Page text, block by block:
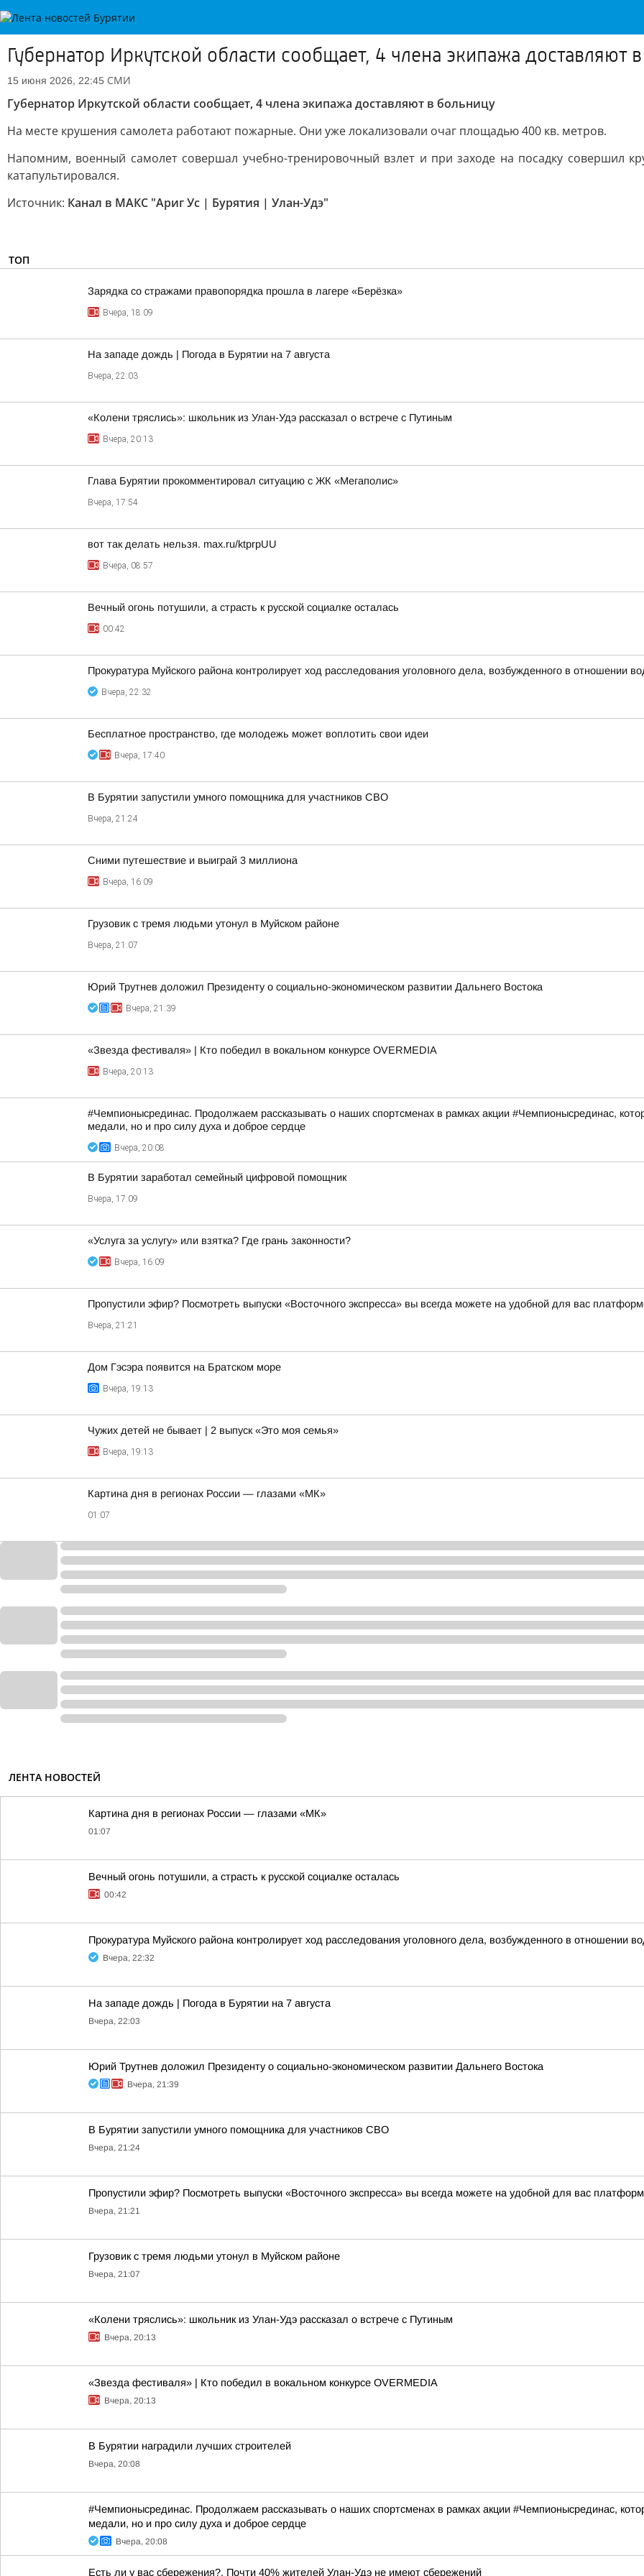
Губернатор Иркутской области сообщает, 4 члена экипажа доставляют
15 июня 2026, 22:45 СМИ
Губернатор Иркутской области сообщает, 4 члена экипажа доставляют в больницу
На месте крушения самолета работают пожарные. Они уже локализовали очаг площадью 400 кв. метров.
Напомним, военный самолет совершал учебно-тренировочный взлет и при заходе на посадку совершил
катапультировался.
Источник: Канал в МАКС "Ариг Ус | Бурятия | Улан-Удэ"
ТОП
Зарядка со стражами правопорядка прошла в лагере «Берёзка»
Вчера, 18:09
На западе дождь | Погода в Бурятии на 7 августа
Вчера, 22:03
«Колени тряслись»: школьник из Улан-Удэ рассказал о встрече с Путиным
Вчера, 20:13
Глава Бурятии прокомментировал ситуацию с ЖК «Мегаполис»
Вчера, 17:54
вот так делать нельзя. max.ru/ktprpUU
Вчера, 08:57
Вечный огонь потушили, а страсть к русской социалке осталась
00:42
Прокуратура Муйского района контролирует ход расследования уголовного дела, возбужденного в отношении
Вчера, 22:32
Бесплатное пространство, где молодежь может воплотить свои идеи
Вчера, 17:40
В Бурятии запустили умного помощника для участников СВО
Вчера, 21:24
Сними путешествие и выиграй 3 миллиона
Вчера, 16:09
Грузовик с тремя людьми утонул в Муйском районе
Вчера, 21:07
Юрий Трутнев доложил Президенту о социально-экономическом развитии Дальнего Востока
Вчера, 21:39
«Звезда фестиваля» | Кто победил в вокальном конкурсе OVERMEDIA
Вчера, 20:13
#Чемпионысрединас. Продолжаем рассказывать о наших спортсменах в рамках акции #Чемпионысрединас,
медали, но и про силу духа и доброе сердце
Вчера, 20:08
В Бурятии заработал семейный цифровой помощник
Вчера, 17:09
«Услуга за услугу» или взятка? Где грань законности?
Вчера, 16:09
Пропустили эфир? Посмотреть выпуски «Восточного экспресса» вы всегда можете на удобной для вас
Вчера, 21:21
Дом Гэсэра появится на Братском море
Вчера, 19:13
Чужих детей не бывает | 2 выпуск «Это моя семья»
Вчера, 19:13
Картина дня в регионах России — глазами «МК»
01:07
ЛЕНТА НОВОСТЕЙ
Картина дня в регионах России — глазами «МК»
01:07
Вечный огонь потушили, а страсть к русской социалке осталась
00:42
Прокуратура Муйского района контролирует ход расследования уголовного дела, возбужденного в отношении
Вчера, 22:32
На западе дождь | Погода в Бурятии на 7 августа
Вчера, 22:03
Юрий Трутнев доложил Президенту о социально-экономическом развитии Дальнего Востока
Вчера, 21:39
В Бурятии запустили умного помощника для участников СВО
Вчера, 21:24
Пропустили эфир? Посмотреть выпуски «Восточного экспресса» вы всегда можете на удобной для вас
Вчера, 21:21
Грузовик с тремя людьми утонул в Муйском районе
Вчера, 21:07
«Колени тряслись»: школьник из Улан-Удэ рассказал о встрече с Путиным
Вчера, 20:13
«Звезда фестиваля» | Кто победил в вокальном конкурсе OVERMEDIA
Вчера, 20:13
В Бурятии наградили лучших строителей
Вчера, 20:08
#Чемпионысрединас. Продолжаем рассказывать о наших спортсменах в рамках акции #Чемпионысрединас,
медали, но и про силу духа и доброе сердце
Вчера, 20:08
Есть ли у вас сбережения?. Почти 40% жителей Улан-Удэ не имеют сбережений